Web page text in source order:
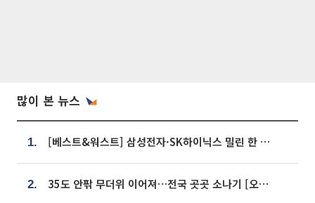
많이 본 뉴스
1. [베스트&워스트] 삼성전자·SK하이닉스 밀린 한 주…상상인증권은 85% 급등
2. 35도 안팎 무더위 이어져…전국 곳곳 소나기 [오늘 날씨]